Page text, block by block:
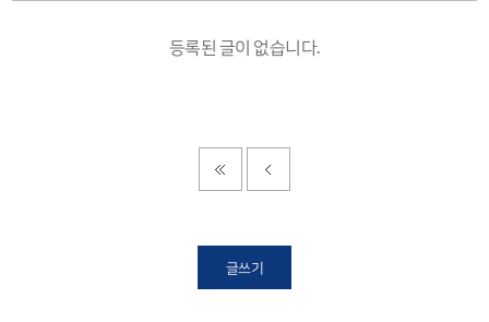
등록된 글이 없습니다.
글쓰기